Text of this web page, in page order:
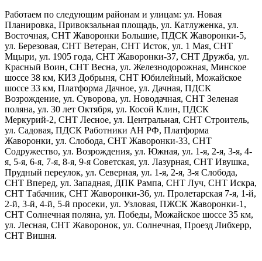
Работаем по следующим районам и улицам: ул. Новая
Планировка, Привокзальная площадь, ул. Катлуженка, ул.
Восточная, СНТ Жаворонки Большие, ПДСК Жаворонки-5,
ул. Березовая, СНТ Ветеран, СНТ Исток, ул. 1 Мая, СНТ
Мцыри, ул. 1905 года, СНТ Жаворонки-37, СНТ Дружба, ул.
Красный Воин, СНТ Весна, ул. Железнодорожная, Минское
шоссе 38 км, КИЗ Добрыня, СНТ Юбилейный, Можайское
шоссе 33 км, Платформа Дачное, ул. Дачная, ПДСК
Возрождение, ул. Суворова, ул. Новодачная, СНТ Зеленая
поляна, ул. 30 лет Октября, ул. Косой Клин, ПДСК
Меркурий-2, СНТ Лесное, ул. Центральная, СНТ Строитель,
ул. Садовая, ПДСК Работники АН РФ, Платформа
Жаворонки, ул. Слобода, СНТ Жаворонки-33, СНТ
Содружество, ул. Возрождения, ул. Южная, ул. 1-я, 2-я, 3-я, 4-
я, 5-я, 6-я, 7-я, 8-я, 9-я Советская, ул. Лазурная, СНТ Ивушка,
Прудный переулок, ул. Северная, ул. 1-я, 2-я, 3-я Слобода,
СНТ Вперед, ул. Западная, ДПК Рампа, СНТ Луч, СНТ Искра,
СНТ Табачник, СНТ Жаворонки-36, ул. Пролетарская 7-я, 1-й,
2-й, 3-й, 4-й, 5-й просеки, ул. Узловая, ПЖСК Жаворонки-1,
СНТ Солнечная поляна, ул. Победы, Можайское шоссе 35 км,
ул. Лесная, СНТ Жаворонок, ул. Солнечная, Проезд Либхерр,
СНТ Вишня.